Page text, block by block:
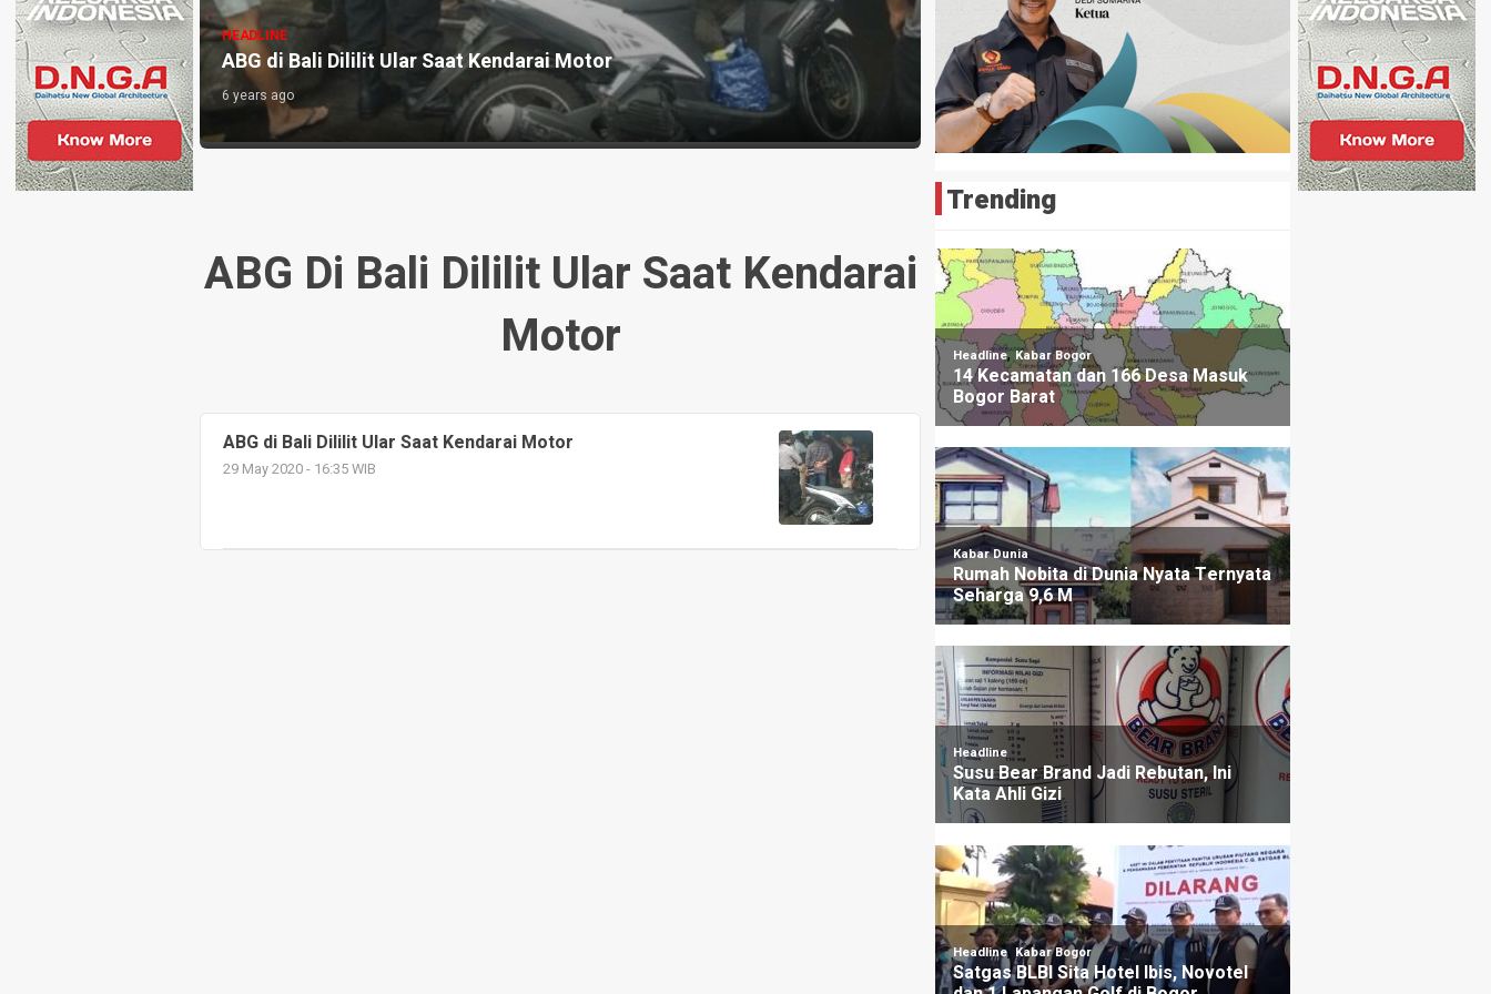
HEADLINE
ABG di Bali Dililit Ular Saat Kendarai Motor
6 years ago
ABG Di Bali Dililit Ular Saat Kendarai
Motor
ABG di Bali Dililit Ular Saat Kendarai Motor
29 May 2020 - 16:35 WIB
Trending